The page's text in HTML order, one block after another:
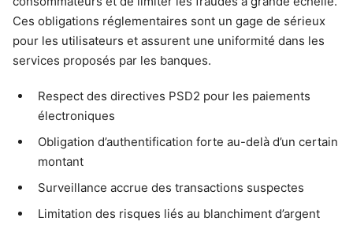
Ces obligations réglementaires sont un gage de sérieux
pour les utilisateurs et assurent une uniformité dans les
services proposés par les banques.
Respect des directives PSD2 pour les paiements
électroniques
Obligation d’authentification forte au-delà d’un certain
montant
Surveillance accrue des transactions suspectes
Limitation des risques liés au blanchiment d’argent